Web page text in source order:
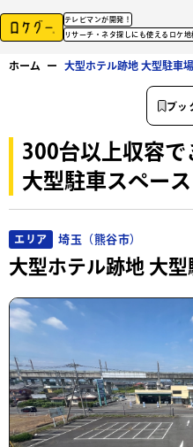
テレビマンが開発！
リサーチ・ネタ探しにも使えるロケ地
ホーム ー 大型ホテル跡地 大型駐車場
300台以上収容で
大型駐車スペース
エリア 埼玉（熊谷市）
大型ホテル跡地 大型
ブッ